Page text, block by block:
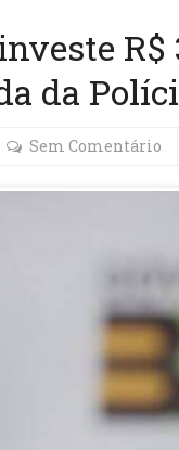
da
Sem Comentário